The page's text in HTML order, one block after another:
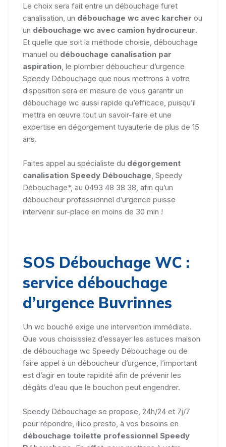
Le choix sera fait entre un débouchage furet
canalisation, un débouchage wc avec karcher ou
un débouchage wc avec camion hydrocureur.
Et quelle que soit la méthode choisie, débouchage
manuel ou débouchage canalisation par
aspiration , le plombier déboucheur d’urgence
Speedy Débouchage que nous mettrons à votre
disposition sera en mesure de vous garantir un
débouchage wc aussi rapide qu’efficace, puisqu’il
mettra en œuvre tout un savoir-faire et une
expertise en dégorgement tuyauterie de plus de 15
ans.
Faites appel au spécialiste du dégorgement
canalisation Speedy Débouchage , Speedy
Débouchage*, au 0493 48 38 38, afin qu’un
déboucheur professionnel d’urgence puisse
intervenir sur-place en moins de 30 min !
SOS Débouchage WC :
service débouchage
d’urgence Buvrinnes
Un wc bouché exige une intervention immédiate.
Que vous choisissiez d’essayer les astuces maison
de débouchage wc Speedy Débouchage ou de
faire appel à un déboucheur d’urgence, l’important
est d’agir en toute rapidité afin de prévenir les
dégâts d’eau que le bouchon peut engendrer.
Speedy Débouchage se propose, 24h/24 et 7j/7
pour répondre, illico presto, à vos besoins en
débouchage toilette professionnel Speedy